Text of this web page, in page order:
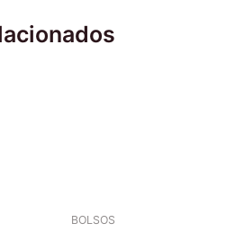
BOLSOS